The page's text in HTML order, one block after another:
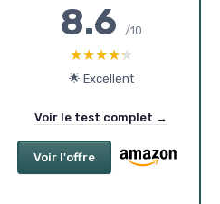
8.6/10
★★★★★
★★★★★
🌟 Excellent
Voir le test complet →
Voir l'offre